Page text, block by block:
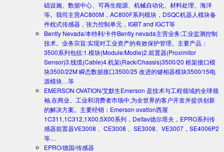
础设施、数据中心、可再生能源、机械自动化、材料处理、海洋
等。我司主营AC800M，AC800F系列模块，DSQC机器人模块备
件枕式传感器，张力控制单元，IGBT and IGCT等
Bently Nevada/本特利/卡件Bently nevada主营业务:工业监测控制
技术。业务宗旨:实现对工业资产的有效保护管理。主要产品：
3500系列包括:1.模块(Module/Modle)2.前置器(Proximitor
Sensor)3.线缆(Cable)4.机架(Rack/Chassis)3500/20 框架接口模
块3500/22M 瞬态数据接口3500/25 改进的键相器模块3500/15电
源模块…等
EMERSON OVATION/艾默生Emerson 是技术与工程领域的全球领
袖,在商业、工业和消费者市场中,为全世界的客户开发并提供创新
的解决方案。主要经销：Emerson ovation西屋
1C311,1C312,1X00,5X00系列，Deltav德尔塔夫，EPRO系列传
感器前置器VE3008 、CE3008 、SE3008、VE3007，SE4006P2
等…
EPRO/德国/传感器